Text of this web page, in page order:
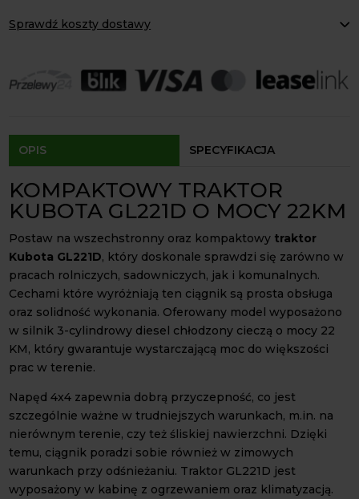
4x4
Sprawdź koszty dostawy
Agrol transport: 200 zł
Agrol transport gabaryty: ustalane indywidualnie
Dostępność form dostawy i ceny uzależniona od produktu.
OPIS SPECYFIKACJA
KOMPAKTOWY TRAKTOR
KUBOTA GL221D O MOCY 22KM
Postaw na wszechstronny oraz kompaktowy traktor
Kubota GL221D, który doskonale sprawdzi się zarówno w
pracach rolniczych, sadowniczych, jak i komunalnych.
Cechami które wyróżniają ten ciągnik są prosta obsługa
oraz solidność wykonania. Oferowany model wyposażono
w silnik 3-cylindrowy diesel chłodzony cieczą o mocy 22
KM, który gwarantuje wystarczającą moc do większości
prac w terenie.
Napęd 4x4 zapewnia dobrą przyczepność, co jest
szczególnie ważne w trudniejszych warunkach, m.in. na
nierównym terenie, czy też śliskiej nawierzchni. Dzięki
temu, ciągnik poradzi sobie również w zimowych
warunkach przy odśnieżaniu. Traktor GL221D jest
wyposażony w kabinę z ogrzewaniem oraz klimatyzacją.